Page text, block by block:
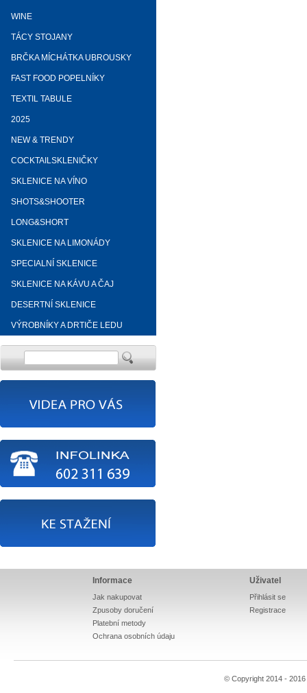
WINE
TÁCY STOJANY
BRČKA MÍCHÁTKA UBROUSKY
FAST FOOD POPELNÍKY
TEXTIL TABULE
2025
NEW & TRENDY
COCKTAILSKLENIČKY
SKLENICE NA VÍNO
SHOTS&SHOOTER
LONG&SHORT
SKLENICE NA LIMONÁDY
SPECIALNÍ SKLENICE
SKLENICE NA KÁVU A ČAJ
DESERTNÍ SKLENICE
VÝROBNÍKY A DRTIČE LEDU
Informace
Jak nakupovat
Zpusoby doručení
Platební metody
Ochrana osobních údaju
Uživatel
Přihlásit se
Registrace
© Copyright 2014 - 2016